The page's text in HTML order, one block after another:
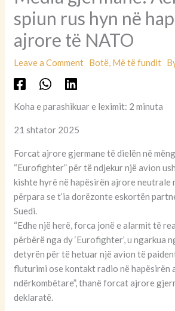
spiun rus hyn në
ajrore të NATO
Leave a Comment Botë, Më të fundit
Koha e parashikuar e leximit: 2 minuta
21 shtator 2025
Forcat ajrore gjermane të dielën në
“Eurofighter” për të ndjekur një avion
kishte hyrë në hapësirën ajrore neutrale
përpara se t’ia dorëzonte eskortën
Suedi.
“Edhe një herë, forca jonë e alarmit të
përbërë nga dy ‘Eurofighter’, u ngarkua
detyrën për të hetuar një avion të
fluturimi ose kontakt radio në hapësirën
ndërkombëtare”, thanë forcat ajrore
deklaratë.